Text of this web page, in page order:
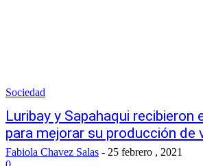
Sociedad
Luribay y Sapahaqui recibieron
para mejorar su producción de
Fabiola Chavez Salas - 25 febrero , 2021